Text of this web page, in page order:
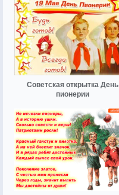
Советская открытка День
пионерии